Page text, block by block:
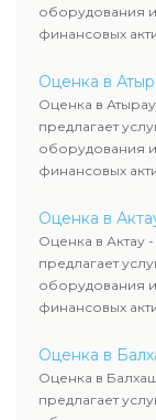
сделок,
оборудования
финансовых
оценка
определяют
рассчитывают
требованиям
сделок,
Оценка в
Оценка в
предлагает
оборудования
финансовых
оценка
определяют
рассчитывают
требованиям
сделок,
Оценка в
Оценка в Актау
предлагает
оборудования
финансовых
оценка
определяют
рассчитывают
требованиям
Оценка в
Оценка в
предлагает